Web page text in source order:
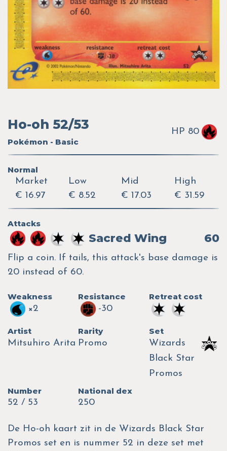
Ho-oh 52/53
Pokémon - Basic
HP 80
Normal
Market
€ 16.97
Low
€ 8.52
Mid
€ 17.03
High
€ 31.59
Attacks
Sacred Wing 60
Flip a coin. If tails, this attack's base damage is
20 instead of 60.
Weakness
×2
Resistance
-30
Retreat cost
Artist
Mitsuhiro Arita
Rarity
Promo
Set
Wizards
Black Star
Promos
Number
52 / 53
National dex
250
De Ho-oh kaart zit in de Wizards Black Star
Promos set en is nummer 52 in deze set met